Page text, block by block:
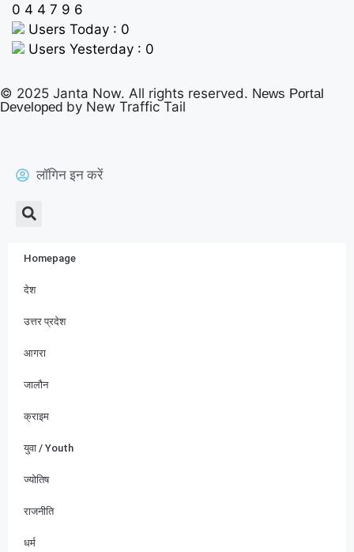
0 4 4 7 9 6
Users Today : 0
Users Yesterday : 0
© 2025 Janta Now. All rights reserved. News Portal
Developed by New Traffic Tail
लॉगिन इन करें
Homepage
देश
उत्तर प्रदेश
आगरा
जालौन
क्राइम
युवा / Youth
ज्योतिष
राजनीति
धर्म